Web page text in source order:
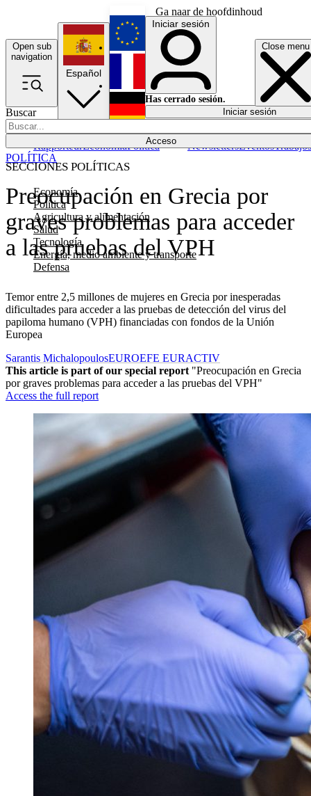
Ga naar de hoofdinhoud
Open sub
navigation
Close menu
Buscar
Acceso
SECCIONES POLÍTICAS
Economía
Política
Agricultura y alimentación
Salud
Tecnología
Energía, medio ambiente y transporte
Defensa
RapporteurEconomíaPolítica NewslettersEventosTrabajos
Español
English
Français
Iniciar sesión
Has cerrado sesión.
Iniciar sesión
Preocupación en Grecia por
graves problemas para acceder
a las pruebas del VPH
Temor entre 2,5 millones de mujeres en Grecia por inesperadas
dificultades para acceder a las pruebas de detección del virus del
papiloma humano (VPH) financiadas con fondos de la Unión
Europea
POLÍTICA
Sarantis MichalopoulosEUROEFE EURACTIV
This article is part of our special report "Preocupación en Grecia
por graves problemas para acceder a las pruebas del VPH"
Access the full report